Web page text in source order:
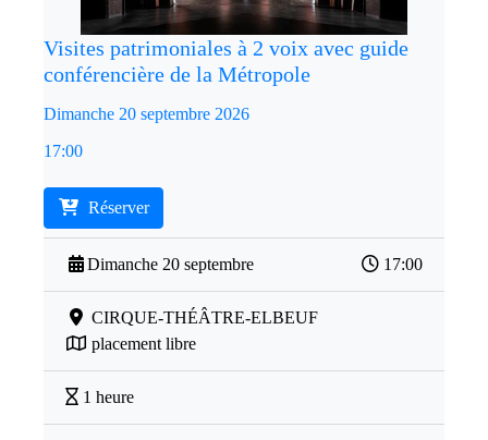
Visites patrimoniales à 2 voix avec guide
conférencière de la Métropole
Dimanche 20 septembre 2026
17:00
Réserver
Dimanche 20 septembre 17:00
CIRQUE-THÉÂTRE-ELBEUF
placement libre
1 heure